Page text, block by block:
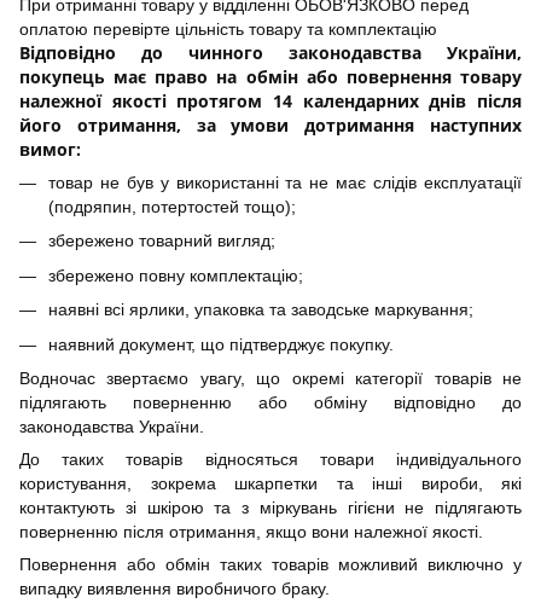
При отриманні товару у відділенні ОБОВ'ЯЗКОВО перед
оплатою перевірте цільність товару та комплектацію
Відповідно до чинного законодавства України,
покупець має право на обмін або повернення товару
належної якості протягом 14 календарних днів після
його отримання, за умови дотримання наступних
вимог:
товар не був у використанні та не має слідів експлуатації
(подряпин, потертостей тощо);
збережено товарний вигляд;
збережено повну комплектацію;
наявні всі ярлики, упаковка та заводське маркування;
наявний документ, що підтверджує покупку.
Водночас звертаємо увагу, що окремі категорії товарів не
підлягають поверненню або обміну відповідно до
законодавства України.
До таких товарів відносяться товари індивідуального
користування, зокрема шкарпетки та інші вироби, які
контактують зі шкірою та з міркувань гігієни не підлягають
поверненню після отримання, якщо вони належної якості.
Повернення або обмін таких товарів можливий виключно у
випадку виявлення виробничого браку.